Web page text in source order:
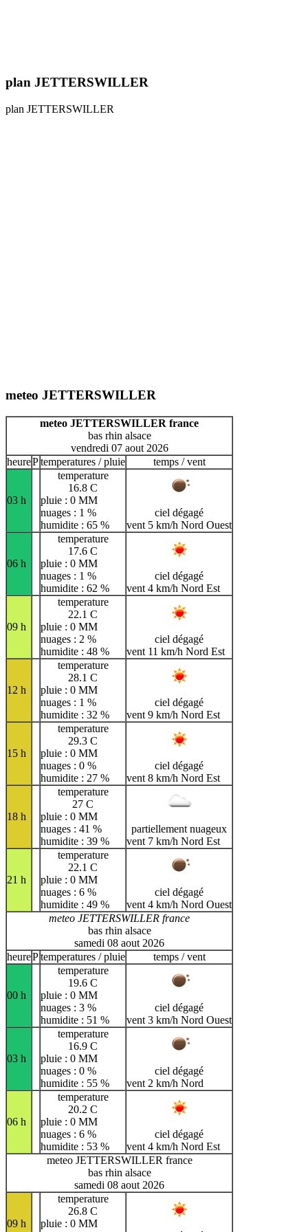
plan JETTERSWILLER
plan JETTERSWILLER
meteo JETTERSWILLER
meteo JETTERSWILLER france
bas rhin alsace
vendredi 07 aout 2026
heurePtemperatures / pluie temps / vent
03 h
temperature
16.8 C
pluie : 0 MM
nuages : 1 %
humidite : 65 %
ciel dégagé
vent 5 km/h Nord Ouest
06 h
temperature
17.6 C
pluie : 0 MM
nuages : 1 %
humidite : 62 %
ciel dégagé
vent 4 km/h Nord Est
09 h
temperature
22.1 C
pluie : 0 MM
nuages : 2 %
humidite : 48 %
ciel dégagé
vent 11 km/h Nord Est
12 h
temperature
28.1 C
pluie : 0 MM
nuages : 1 %
humidite : 32 %
ciel dégagé
vent 9 km/h Nord Est
15 h
temperature
29.3 C
pluie : 0 MM
nuages : 0 %
humidite : 27 %
ciel dégagé
vent 8 km/h Nord Est
18 h
temperature
27 C
pluie : 0 MM
nuages : 41 %
humidite : 39 %
partiellement nuageux
vent 7 km/h Nord Est
21 h
temperature
22.1 C
pluie : 0 MM
nuages : 6 %
humidite : 49 %
ciel dégagé
vent 4 km/h Nord Ouest
meteo JETTERSWILLER france
bas rhin alsace
samedi 08 aout 2026
heurePtemperatures / pluie temps / vent
00 h
temperature
19.6 C
pluie : 0 MM
nuages : 3 %
humidite : 51 %
ciel dégagé
vent 3 km/h Nord Ouest
03 h
temperature
16.9 C
pluie : 0 MM
nuages : 0 %
humidite : 55 %
ciel dégagé
vent 2 km/h Nord
06 h
temperature
20.2 C
pluie : 0 MM
nuages : 6 %
humidite : 53 %
ciel dégagé
vent 4 km/h Nord Est
meteo JETTERSWILLER france
bas rhin alsace
samedi 08 aout 2026
09 h
temperature
26.8 C
pluie : 0 MM